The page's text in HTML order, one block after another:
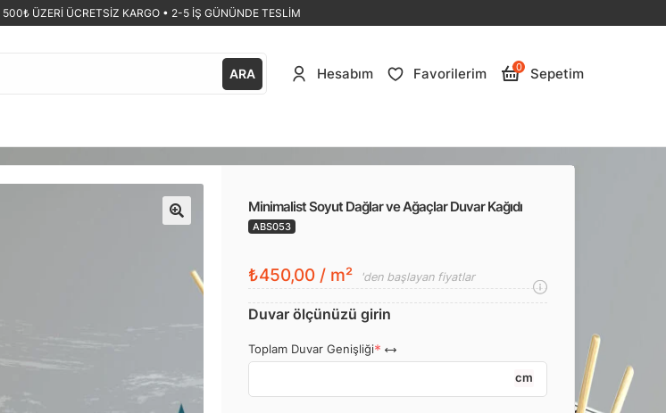
500₺ ÜZERİ ÜCRETSİZ KARGO • 2-5 İŞ GÜNÜNDE TESLİM
ARA Hesabım Favorilerim 0 Sepetim
Minimalist Soyut Dağlar ve Ağaçlar Duvar Kağıdı
ABS053
₺450,00 / m² 'den başlayan fiyatlar
Duvar ölçünüzü girin
Toplam Duvar Genişliği
cm